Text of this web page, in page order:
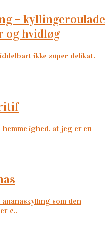
og hvidløg
ikke super delikat.
at jeg er en
som den
e..